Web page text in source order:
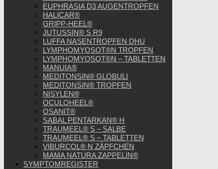
EUPHRASIA D3 AUGENTROPFEN
HALICAR®
GRIPP-HEEL®
JUTUSSIN® S R9
LUFFA NASENTROPFEN DHU
LYMPHOMYOSOT®N TROPFEN
LYMPHOMYOSOT®N – TABLETTEN
MANUIA®
MEDITONSIN® GLOBULI
MEDITONSIN® TROPFEN
NISYLEN®
OCULOHEEL®
OSANIT®
SABAL PENTARKAN® H
TRAUMEEL® S – SALBE
TRAUMEEL® S – TABLETTEN
VIBURCOL® N ZÄPFCHEN
MAMA NATURA ZAPPELIN®
SYMPTOMREGISTER